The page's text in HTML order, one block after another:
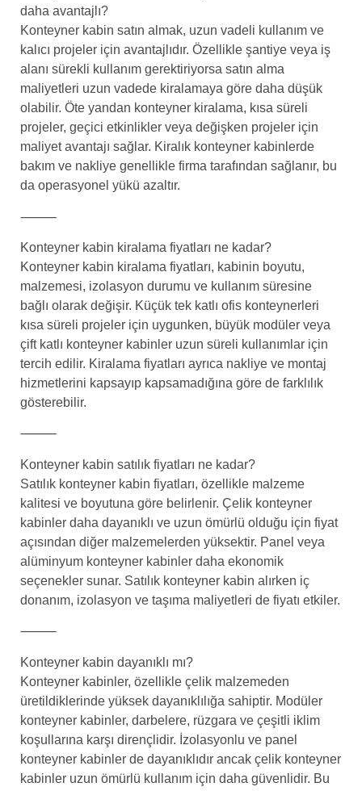
daha avantajlı?
Konteyner kabin satın almak, uzun vadeli kullanım ve
kalıcı projeler için avantajlıdır. Özellikle şantiye veya iş
alanı sürekli kullanım gerektiriyorsa satın alma
maliyetleri uzun vadede kiralamaya göre daha düşük
olabilir. Öte yandan konteyner kiralama, kısa süreli
projeler, geçici etkinlikler veya değişken projeler için
maliyet avantajı sağlar. Kiralık konteyner kabinlerde
bakım ve nakliye genellikle firma tarafından sağlanır, bu
da operasyonel yükü azaltır.
⸻
Konteyner kabin kiralama fiyatları ne kadar?
Konteyner kabin kiralama fiyatları, kabinin boyutu,
malzemesi, izolasyon durumu ve kullanım süresine
bağlı olarak değişir. Küçük tek katlı ofis konteynerleri
kısa süreli projeler için uygunken, büyük modüler veya
çift katlı konteyner kabinler uzun süreli kullanımlar için
tercih edilir. Kiralama fiyatları ayrıca nakliye ve montaj
hizmetlerini kapsayıp kapsamadığına göre de farklılık
gösterebilir.
⸻
Konteyner kabin satılık fiyatları ne kadar?
Satılık konteyner kabin fiyatları, özellikle malzeme
kalitesi ve boyutuna göre belirlenir. Çelik konteyner
kabinler daha dayanıklı ve uzun ömürlü olduğu için fiyat
açısından diğer malzemelerden yüksektir. Panel veya
alüminyum konteyner kabinler daha ekonomik
seçenekler sunar. Satılık konteyner kabin alırken iç
donanım, izolasyon ve taşıma maliyetleri de fiyatı etkiler.
⸻
Konteyner kabin dayanıklı mı?
Konteyner kabinler, özellikle çelik malzemeden
üretildiklerinde yüksek dayanıklılığa sahiptir. Modüler
konteyner kabinler, darbelere, rüzgara ve çeşitli iklim
koşullarına karşı dirençlidir. İzolasyonlu ve panel
konteyner kabinler de dayanıklıdır ancak çelik konteyner
kabinler uzun ömürlü kullanım için daha güvenlidir. Bu